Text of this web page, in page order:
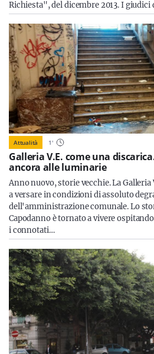
Richiesta", del dicembre 2013. I
Attualità 1'
Galleria V.E. come una
ancora alle luminarie
Anno nuovo, storie vecchie. La
a versare in condizioni di assoluto
dell'amministrazione comunale. Lo
Capodanno è tornato a vivere
i connotati…